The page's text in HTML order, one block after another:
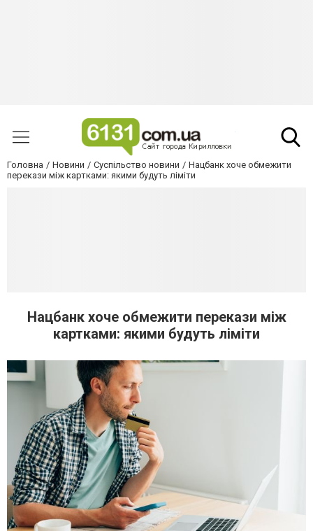
Головна Новини Суспільство новини
Нацбанк хоче обмежити
перекази між картками: якими будуть ліміти
Нацбанк хоче обмежити перекази між
картками: якими будуть ліміти